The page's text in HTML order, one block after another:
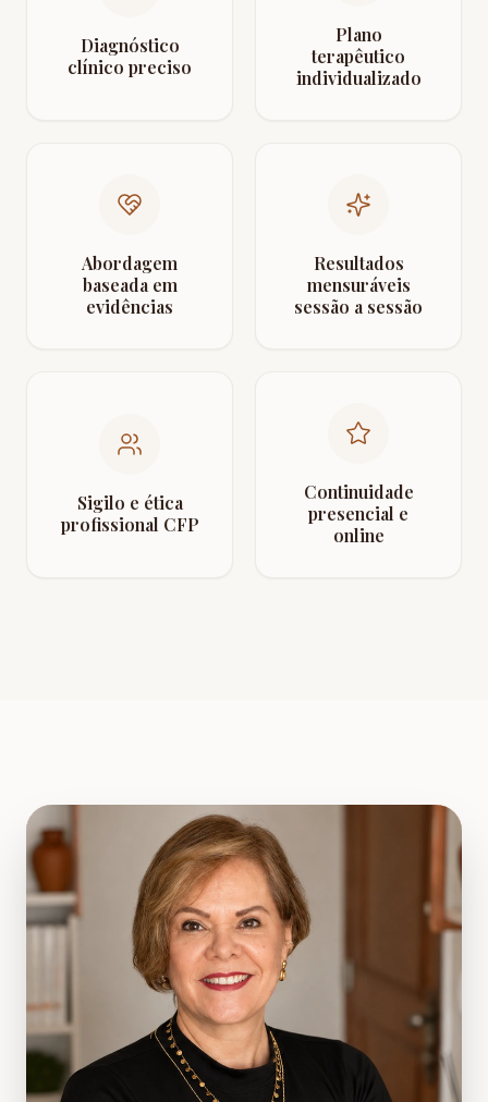
Diagnóstico
clínico preciso
Plano
terapêutico
individualizado
Abordagem
baseada em
evidências
Resultados
mensuráveis
sessão a sessão
Sigilo e ética
profissional CFP
Continuidade
presencial e
online